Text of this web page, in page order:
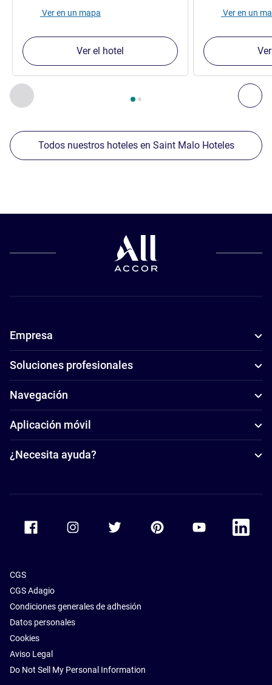
Anterior - Nuestros establecimientos cercanos
Página , Nuestros establecimientos cercanos 1 :,
Ver en un mapa
Ver el hotel
Ver en un
Todos nuestros hoteles en Saint Malo Hoteles
Empresa
Soluciones profesionales
Navegación
Aplicación móvil
¿Necesita ayuda?
Accor Facebook Accor TwitterAccor PinterestAccor Youtube
Accor
CGS
CGS Adagio
Condiciones generales de adhesión
Datos personales
Cookies
Aviso Legal
Do Not Sell My Personal Information